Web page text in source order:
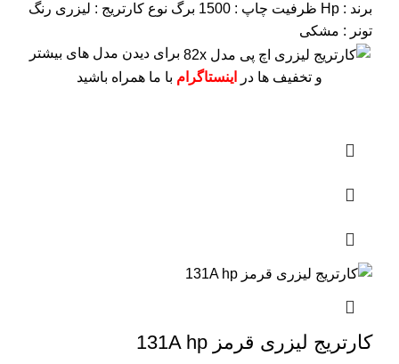
برند : Hp ظرفیت چاپ : 1500 برگ نوع کارتریج : لیزری رنگ
تونر : مشکی
برای دیدن مدل های بیشتر
و تخفیف ها در
اینستاگرام با ما همراه باشید
کارتریج لیزری قرمز 131A hp